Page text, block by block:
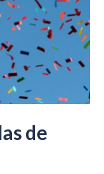
de